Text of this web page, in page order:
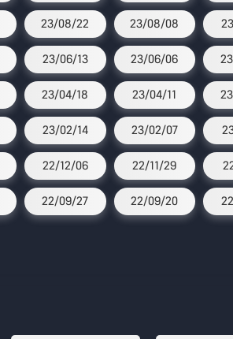
23/08/22 23/08/08
23/06/13 23/06/06
23/04/18 23/04/11
23/02/14 23/02/07
22/12/06 22/11/29
22/09/27 22/09/20